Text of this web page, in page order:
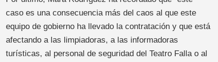
caso es una consecuencia más del caos al que este
equipo de gobierno ha llevado la contratación y que está
afectando a las limpiadoras, a las informadoras
turísticas, al personal de seguridad del Teatro Falla o al